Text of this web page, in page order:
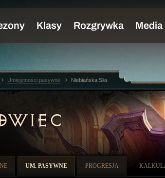
UM. PASYWNE PROGRESJA
Umiejętności pasywne Niebiańska Siła